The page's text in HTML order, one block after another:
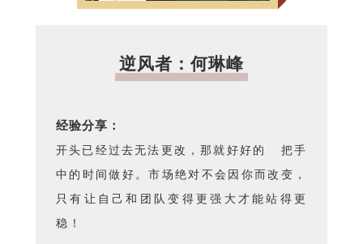
逆风者：何琳峰
经验分享：
开头已经过去无法更改，那就好好的 把手
中的时间做好。市场绝对不会因你而改变，
只有让自己和团队变得更强大才能站得更
稳！